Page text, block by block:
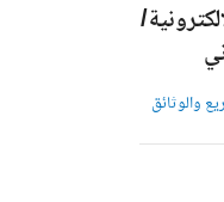
والوثائق